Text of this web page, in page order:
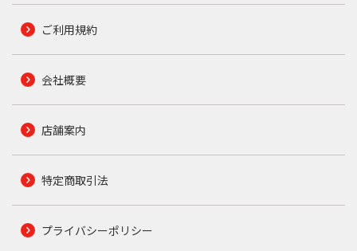
ご利用規約
会社概要
店舗案内
特定商取引法
プライバシーポリシー